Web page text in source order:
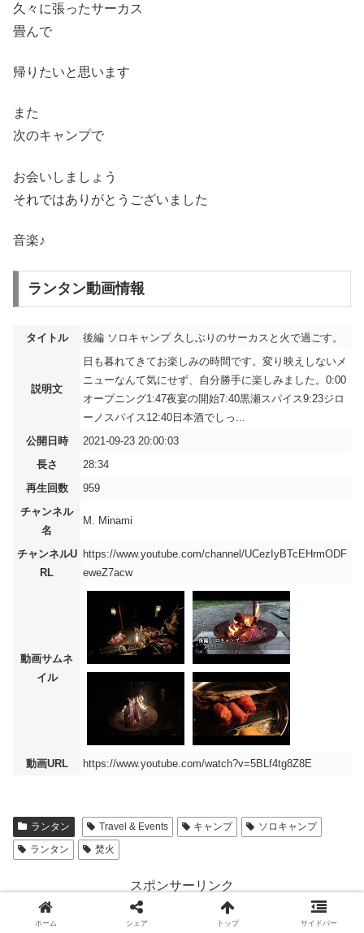
久々に張ったサーカス
畳んで
帰りたいと思います
また
次のキャンプで
お会いしましょう
それではありがとうございました
音楽♪
ランタン動画情報
タイトル 後編 ソロキャンプ 久しぶりのサーカスと火で過ごす。
説明文
日も暮れてきてお楽しみの時間です。変り映えしないメ
ニューなんて気にせず、自分勝手に楽しみました。0:00
オープニング1:47夜宴の開始7:40黒瀬スパイス9:23ジロ
ーノスパイス12:40日本酒でしっ...
公開日時
2021-09-23 20:00:03
長さ
28:34
再生回数
959
チャンネル
名
M. Minami
チャンネルU
RL
https://www.youtube.com/channel/UCezIyBTcEHrmODF
eweZ7acw
動画サムネ
イル
動画URL https://www.youtube.com/watch?v=5BLf4tg8Z8E
ランタン Travel & Events キャンプ
ソロキャンプ
ランタン
焚火
スポンサーリンク
ホーム シェア トップ サイドバー